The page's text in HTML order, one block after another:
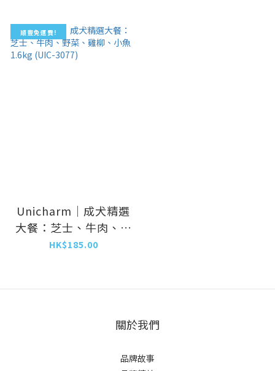
順豐免運費!
Unicharm｜成犬精選
大餐：芝士、牛肉、野
菜、雞柳、小魚 1.6kg
HK$185.00
關於我們
品牌故事